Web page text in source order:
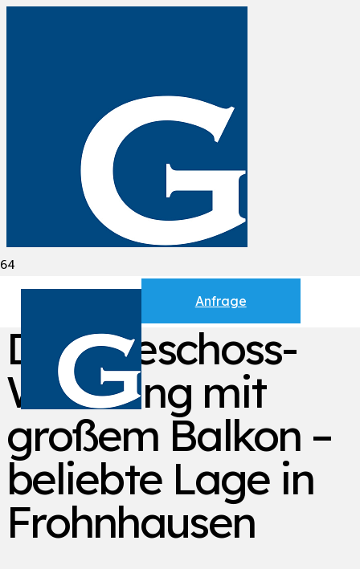
Anfrage
Vermietete
Dachgeschoss-
Wohnung mit
großem Balkon –
beliebte Lage in
Frohnhausen